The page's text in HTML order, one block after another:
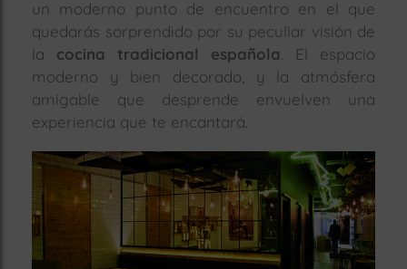
un moderno punto de encuentro en el que
quedarás sorprendido por su peculiar visión de
la cocina tradicional española . El espacio
moderno y bien decorado, y la atmósfera
amigable que desprende envuelven una
experiencia que te encantará.